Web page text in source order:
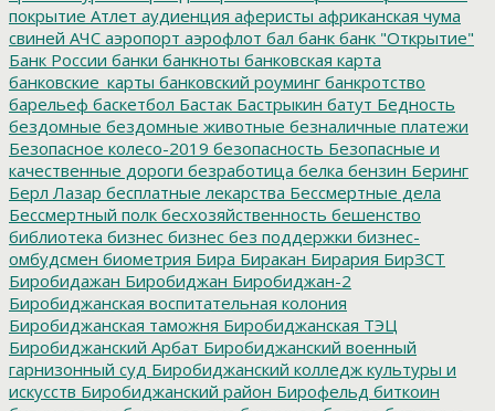
покрытие Атлет аудиенция аферисты африканская чума
свиней АЧС аэропорт аэрофлот бал банк банк "Открытие"
Банк России банки банкноты банковская карта
банковские_карты банковский роуминг банкротство
барельеф баскетбол Бастак Бастрыкин батут Бедность
бездомные бездомные животные безналичные платежи
Безопасное колесо-2019 безопасность Безопасные и
качественные дороги безработица белка бензин Беринг
Берл Лазар бесплатные лекарства Бессмертные дела
Бессмертный полк бесхозяйственность бешенство
библиотека бизнес бизнес без поддержки бизнес-
омбудсмен биометрия Бира Биракан Бирария БирЗСТ
Биробидажан Биробиджан Биробиджан-2
Биробиджанская воспитательная колония
Биробиджанская таможня Биробиджанская ТЭЦ
Биробиджанский Арбат Биробиджанский военный
гарнизонный суд Биробиджанский колледж культуры и
искусств Биробиджанский район Бирофельд биткоин